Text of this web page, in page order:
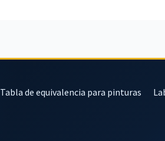
Tabla de equivalencia para pinturas